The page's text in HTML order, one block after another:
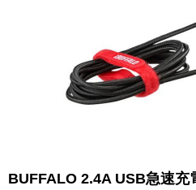
BUFFALO 2.4A USB急速